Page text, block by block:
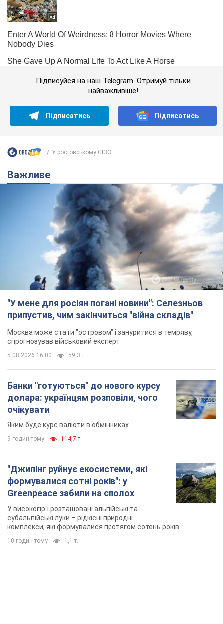
Підписуйся на наш Telegram. Отримуй тільки
найважливіше!
Підписатись Підписатись
У ростовському СІЗО...
Важливе
"У мене для росіян погані новини": Селезньов
припустив, чим закінчиться "війна складів"
Москва може стати "островом" і зануритися в темряву,
спрогнозував військовий експерт
5.08.2026 16:00 59,3 т.
Банки "готуються" до нового курсу
долара: українцям розповіли, чого
очікувати
Яким буде курс валюти в обмінниках
9 годин тому 114,7 т.
"Джипінг руйнує екосистеми, які
формувалися сотні років": у
Greenpeace забили на сполох
У високогір'ї розташовані альпійські та
субальпійські луки – рідкісні природні
комплекси, які формувалися протягом сотень років
10 годин тому 1,1 т.